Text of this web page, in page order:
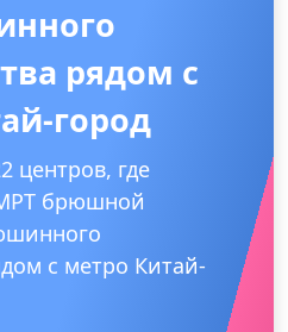
рядом с
город
центров, где
брюшной
с метро Китай-